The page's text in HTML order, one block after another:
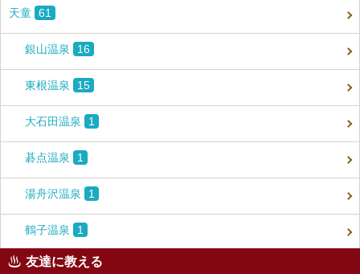
天童 61
銀山温泉 16
東根温泉 15
大石田温泉 1
碁点温泉 1
湯舟沢温泉 1
鶴子温泉 1
友達に教える